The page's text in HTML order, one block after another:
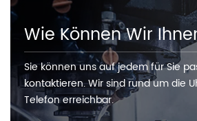
Wie Können Wir
Sie können uns auf jedem für Sie
kontaktieren. Wir sind rund um die
Telefon erreichbar.